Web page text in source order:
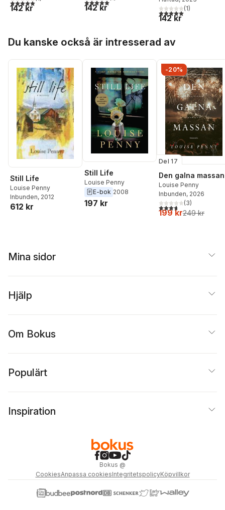
5,0utav 5 stjärnor. Totalt antal röster:
142 kr
5,0utav 5 stjärnor. Totalt antal röster:
142 kr
5,0utav 5 stjärnor.
(1)
142 kr
Du kanske också är intresserad av
Still Life
Louise Penny
Inbunden, 2012
612 kr
Still Life
Louise Penny
E-bok 2008
197 kr
-20%
Del 17
Den galna massan
Louise Penny
Inbunden, 2026
3,7utav 5 stjärnor.
(3)
199 kr249 kr
Mina sidor
Hjälp
Om Bokus
Populärt
Inspiration
Bokus @
CookiesAnpassa cookiesIntegritetspolicyKöpvillkor